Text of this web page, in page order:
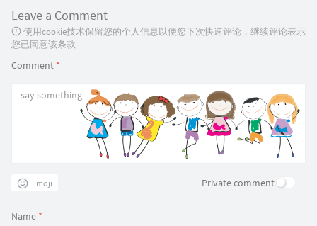
Leave a Comment
使用cookie技术保留您的个人信息以便您下次快速评论，继续评论表示
您已同意该条款
Comment *
Emoji Private comment
Name *